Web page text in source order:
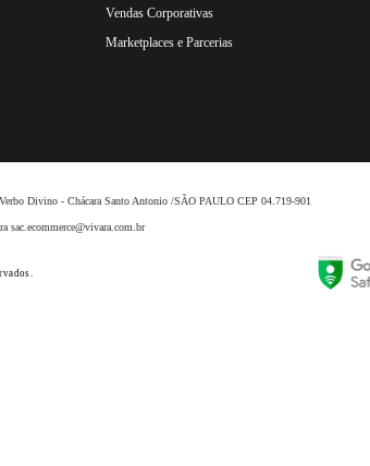
Vendas Corporativas
Marketplaces e Parcerias
Divino - Chácara Santo Antonio /SÃO PAULO CEP 04.719-901
sac.ecommerce@vivara.com.br